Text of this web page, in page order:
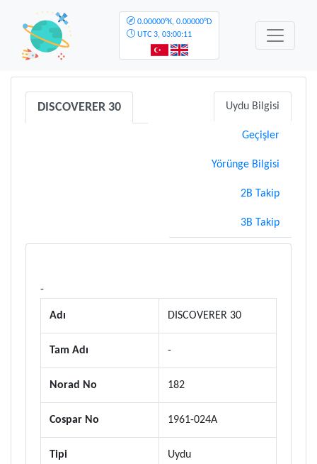
0.00000°K, 0.00000°D
UTC 3, 03:00:11
DISCOVERER 30 Uydu Bilgisi
Geçişler
Yörünge Bilgisi
2B Takip
3B Takip
-
Adı DISCOVERER 30
Tam Adı -
Norad No 182
Cospar No 1961-024A
Tipi Uydu